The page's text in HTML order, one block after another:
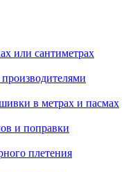
или сантиметрах
в метрах и пасмах
и поправки
плетения